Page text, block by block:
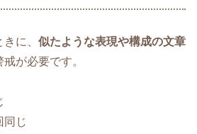
に、 似たような表現や構成の文章
戒が必要です。
同じ